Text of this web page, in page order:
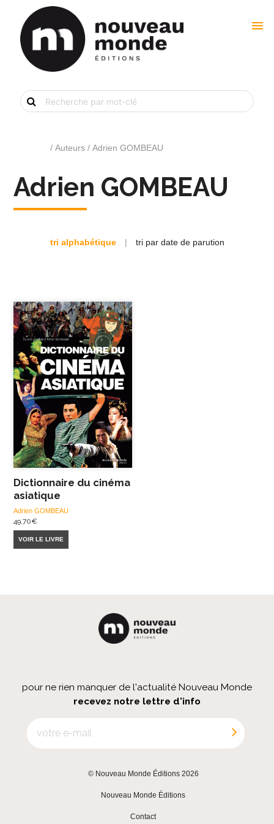
menu
Recherche
de
livre
/ Auteurs / Adrien GOMBEAU
Adrien GOMBEAU
tri alphabétique | tri par date de parution
Dictionnaire du cinéma
asiatique
Adrien GOMBEAU
49,70€
VOIR LE LIVRE
pour ne rien manquer de l'actualité Nouveau Monde
recevez notre lettre d'info
© Nouveau Monde Éditions 2026
Nouveau Monde Éditions
Contact